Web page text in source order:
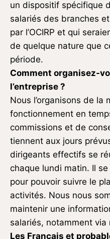
un dispositif spécifique
salariés des branches
par l’OCIRP et qui
de quelque nature que
période.
Comment organisez-
l’entreprise ?
Nous l’organisons de la
fonctionnement en
commissions et de
tiennent aux jours
dirigeants effectifs se
chaque lundi matin. Il
pour pouvoir suivre le
activités. Nous nous
maintenir une
salariés, notamment
Les Français et